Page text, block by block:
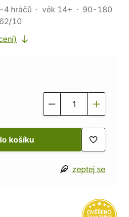
4 hráčů věk 14+
90-180
10
košíku
zeptej se